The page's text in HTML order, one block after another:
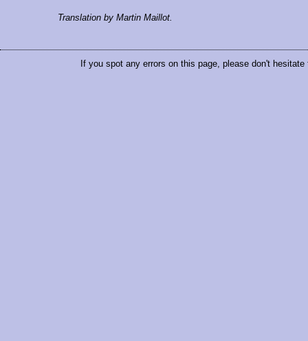
Translation by Martin Maillot.
If you spot any errors on this page, please don't